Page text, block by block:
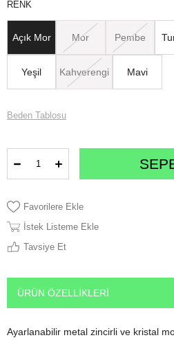
RENK
Açık Mor Mor Pembe
Yeşil Kahverengi Mavi
Beden Tablosu
Favorilere Ekle
İstek Listeme Ekle
Tavsiye Et
ÜRÜN ÖZELLIKLERI
Ayarlanabilir metal zincirli ve kristal